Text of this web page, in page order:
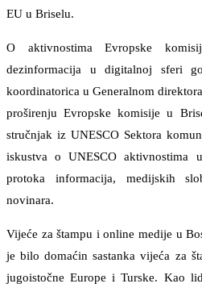
EU u Briselu.
O aktivnostima Evropske
dezinformacija u digitalnoj sferi
koordinatorica u Generalnom
proširenju Evropske komisije u
stručnjak iz UNESCO Sektora
iskustva o UNESCO aktivnostima
protoka informacija, medijskih
novinara.
Vijeće za štampu i online medije u
je bilo domaćin sastanka vijeća za
jugoistočne Europe i Turske. Kao